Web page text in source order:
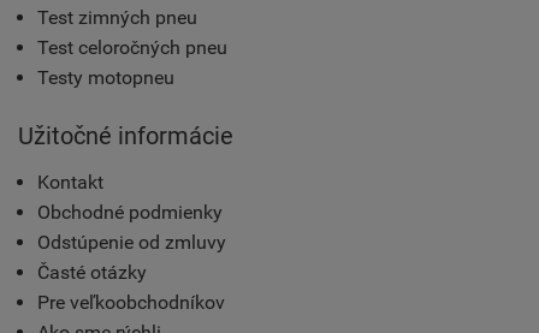
Test zimných pneu
Test celoročných pneu
Testy motopneu
Užitočné informácie
Kontakt
Obchodné podmienky
Odstúpenie od zmluvy
Časté otázky
Pre veľkoobchodníkov